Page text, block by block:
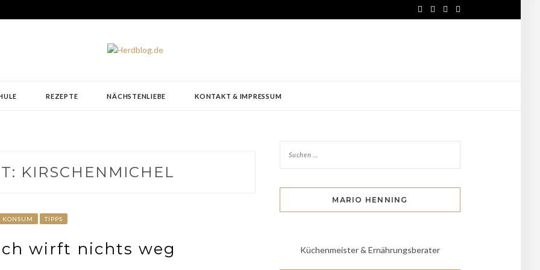
REZEPTE NÄCHSTENLIEBE KONTAKT & IMPRESSUM
KIRSCHENMICHEL
KONSUM TIPPS
wirft nichts weg
MARIO HENNING
Küchenmeister & Ernährungsberater